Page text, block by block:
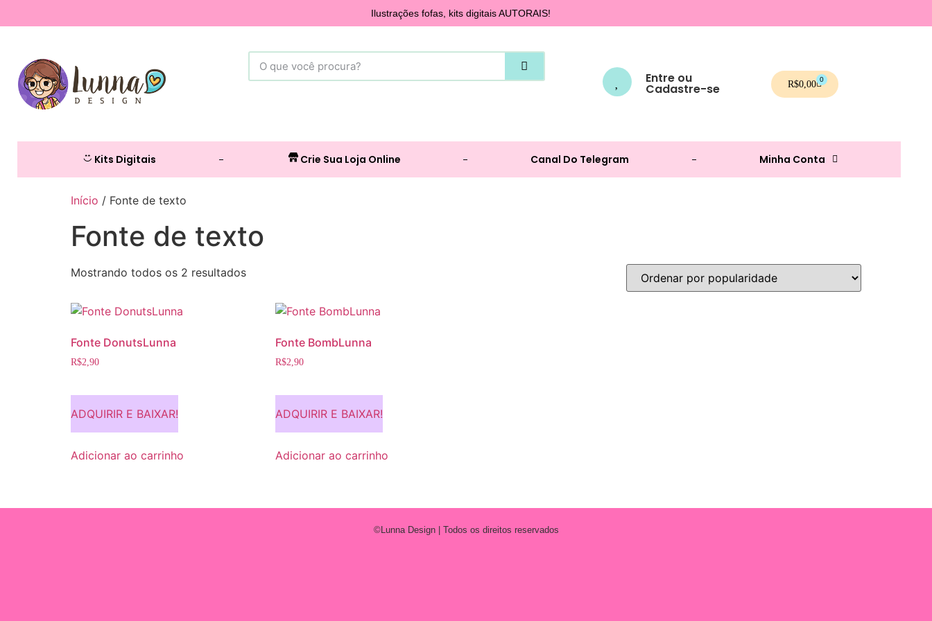
Ilustrações fofas, kits digitais AUTORAIS!
Entre ou
Cadastre-se R$0,00 0
Kits Digitais Crie Sua Loja Online Canal Do Telegram Minha Conta
Início / Fonte de texto
Fonte de texto
Mostrando todos os 2 resultados
Fonte DonutsLunna
R$2,90
ADQUIRIR E BAIXAR!
Adicionar ao carrinho
Fonte BombLunna
R$2,90
ADQUIRIR E BAIXAR!
Adicionar ao carrinho
©Lunna Design | Todos os direitos reservados